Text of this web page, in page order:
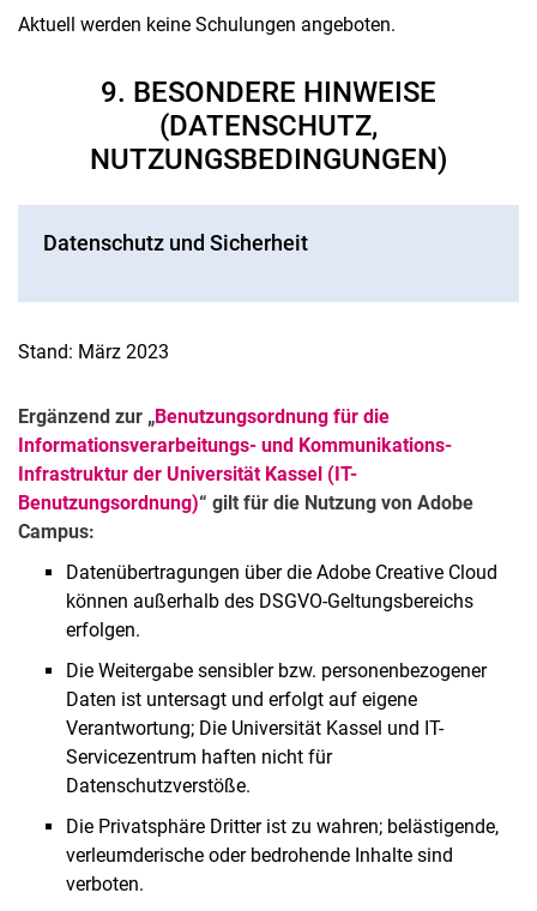
Aktuell werden keine Schulungen angeboten.
9. BESONDERE HINWEISE
(DATENSCHUTZ,
NUTZUNGSBEDINGUNGEN)
Datenschutz und Sicherheit
Stand: März 2023
Ergänzend zur „Benutzungsordnung für die
Informationsverarbeitungs- und Kommunikations-
Infrastruktur der Universität Kassel (IT-
Benutzungsordnung)“ gilt für die Nutzung von Adobe
Campus:
Datenübertragungen über die Adobe Creative Cloud
können außerhalb des DSGVO-Geltungsbereichs
erfolgen.
Die Weitergabe sensibler bzw. personenbezogener
Daten ist untersagt und erfolgt auf eigene
Verantwortung; Die Universität Kassel und IT-
Servicezentrum haften nicht für
Datenschutzverstöße.
Die Privatsphäre Dritter ist zu wahren; belästigende,
verleumderische oder bedrohende Inhalte sind
verboten.